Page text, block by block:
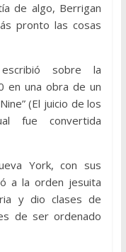
de algo, Berrigan
pronto las cosas
sobre la
en una obra de un
(El juicio de los
fue convertida
York, con sus
a la orden jesuita
y dio clases de
de ser ordenado